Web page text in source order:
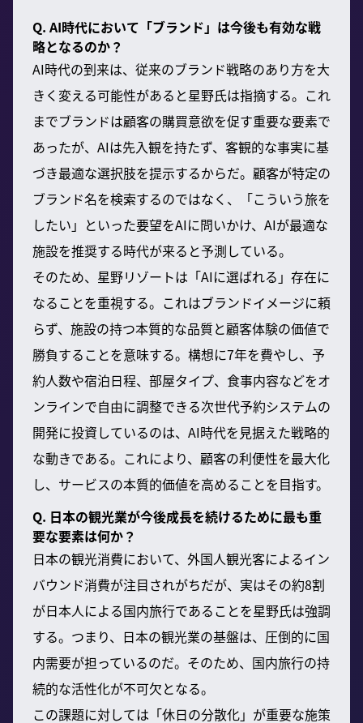
Q. AI時代において「ブランド」は今後も有効な戦
略となるのか？
AI時代の到来は、従来のブランド戦略のあり方を大
きく変える可能性があると星野氏は指摘する。これ
までブランドは顧客の購買意欲を促す重要な要素で
あったが、AIは先入観を持たず、客観的な事実に基
づき最適な選択肢を提示するからだ。顧客が特定の
ブランド名を検索するのではなく、「こういう旅を
したい」といった要望をAIに問いかけ、AIが最適な
施設を推奨する時代が来ると予測している。
そのため、星野リゾートは「AIに選ばれる」存在に
なることを重視する。これはブランドイメージに頼
らず、施設の持つ本質的な品質と顧客体験の価値で
勝負することを意味する。構想に7年を費やし、予
約人数や宿泊日程、部屋タイプ、食事内容などをオ
ンラインで自由に調整できる次世代予約システムの
開発に投資しているのは、AI時代を見据えた戦略的
な動きである。これにより、顧客の利便性を最大化
し、サービスの本質的価値を高めることを目指す。
Q. 日本の観光業が今後成長を続けるために最も重
要な要素は何か？
日本の観光消費において、外国人観光客によるイン
バウンド消費が注目されがちだが、実はその約8割
が日本人による国内旅行であることを星野氏は強調
する。つまり、日本の観光業の基盤は、圧倒的に国
内需要が担っているのだ。そのため、国内旅行の持
続的な活性化が不可欠となる。
この課題に対しては「休日の分散化」が重要な施策